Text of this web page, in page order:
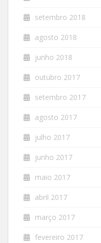
setembro 2018
agosto 2018
junho 2018
outubro 2017
setembro 2017
agosto 2017
julho 2017
junho 2017
maio 2017
abril 2017
março 2017
fevereiro 2017